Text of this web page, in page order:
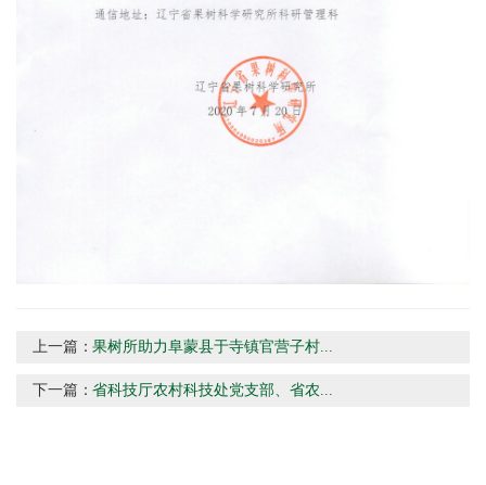
上一篇：果树所助力阜蒙县于寺镇官营子村...
下一篇：省科技厅农村科技处党支部、省农...